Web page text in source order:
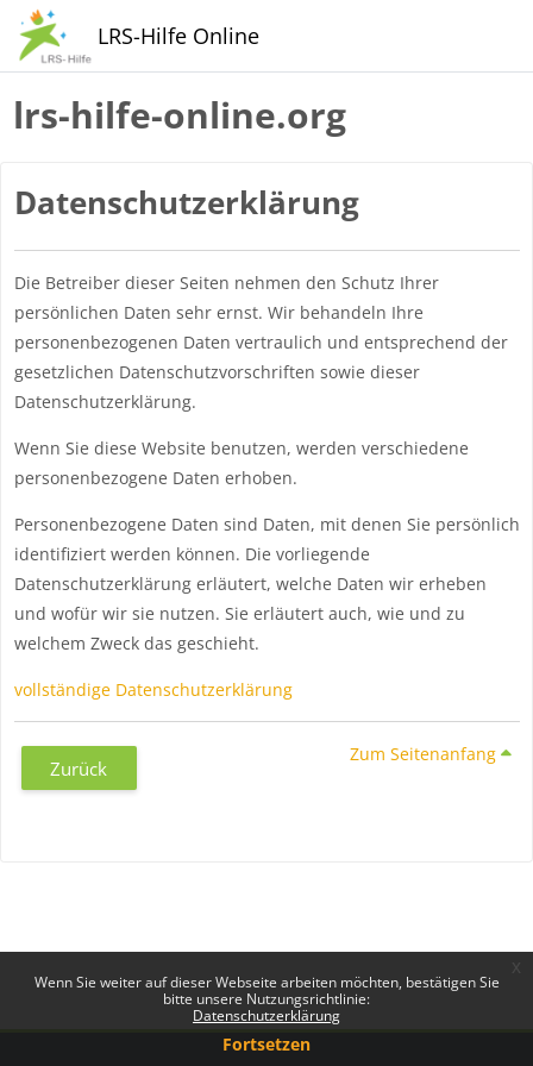
Zum Hauptinhalt
Wenn Sie weiter auf dieser Webseite arbeiten möchten, bestätigen Sie
bitte unsere Nutzungsrichtlinie:
Datenschutzerklärung
Fortsetzen
LRS-Hilfe Online
lrs-hilfe-online.org
Datenschutzerklärung
Die Betreiber dieser Seiten nehmen den Schutz Ihrer
persönlichen Daten sehr ernst. Wir behandeln Ihre
personenbezogenen Daten vertraulich und entsprechend der
gesetzlichen Datenschutzvorschriften sowie dieser
Datenschutzerklärung.
Wenn Sie diese Website benutzen, werden verschiedene
personenbezogene Daten erhoben.
Personenbezogene Daten sind Daten, mit denen Sie persönlich
identifiziert werden können. Die vorliegende
Datenschutzerklärung erläutert, welche Daten wir erheben
und wofür wir sie nutzen. Sie erläutert auch, wie und zu
welchem Zweck das geschieht.
vollständige Datenschutzerklärung
Zurück
Zum Seitenanfang